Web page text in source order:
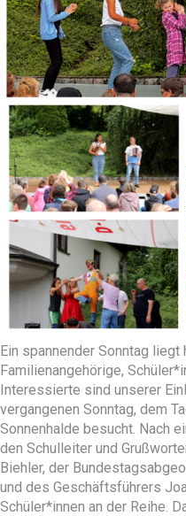
Ein spannender Sonntag liegt
Familienangehörige,
Interessierte sind unserer
vergangenen Sonntag, dem
Sonnenhalde besucht. Nach
den Schulleiter und
Biehler, der
und des Geschäftsführers
Schüler*innen an der Reihe.